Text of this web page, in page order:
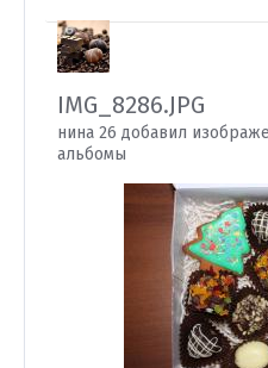
IMG_8286.JPG
нина 26 добавил
альбомы